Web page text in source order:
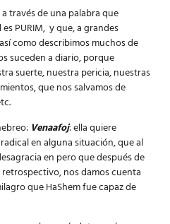
través de una palabra que
esPURIM, y que, a grandes
como describimos muchos de
suceden a diario, porque
suerte, nuestra pericia, nuestras
que nos salvamos de
Venaafoj: ella quiere
en alguna situación, que al
en pero que después de
nos damos cuenta
que HaShem fue capaz de